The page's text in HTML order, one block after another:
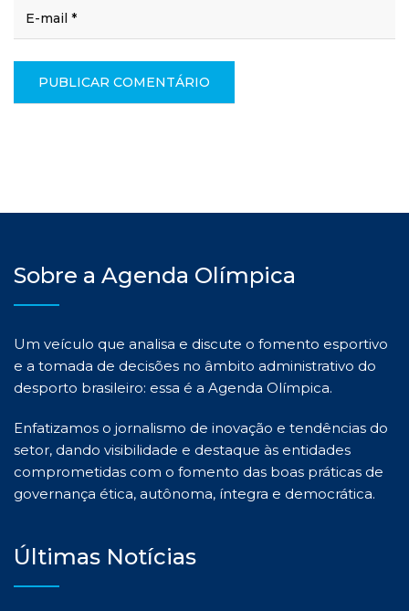
Sobre a Agenda Olímpica
Um veículo que analisa e discute o fomento esportivo
e a tomada de decisões no âmbito administrativo do
desporto brasileiro: essa é a Agenda Olímpica.
Enfatizamos o jornalismo de inovação e tendências do
setor, dando visibilidade e destaque às entidades
comprometidas com o fomento das boas práticas de
governança ética, autônoma, íntegra e democrática.
Últimas Notícias